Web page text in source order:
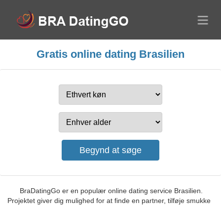
Gratis online dating Brasilien
BraDatingGo er en populær online dating service Brasilien.
Projektet giver dig mulighed for at finde en partner, tilføje smukke